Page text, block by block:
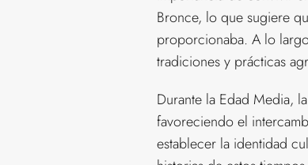
Bronce, lo que sugiere
proporcionaba. A lo
tradiciones y prácticas
Durante la Edad Media,
favoreciendo el
establecer la identidad